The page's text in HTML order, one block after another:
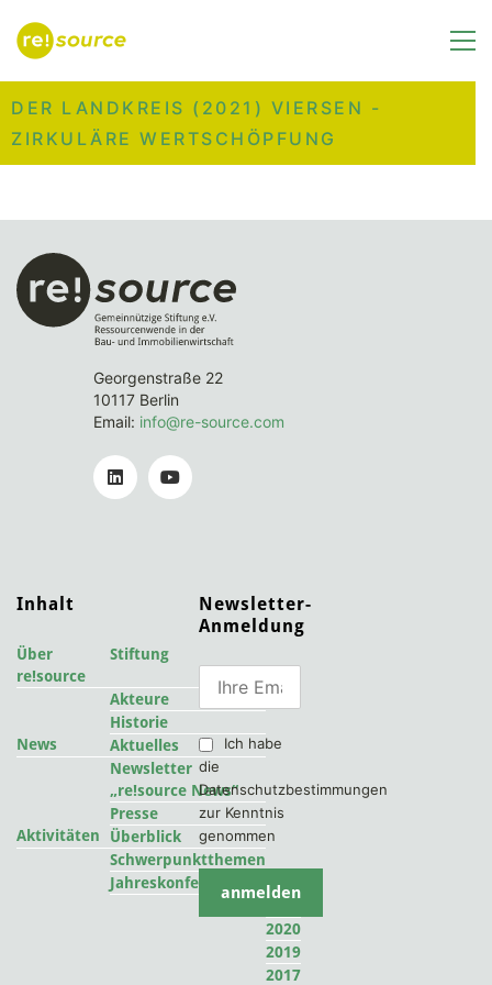
DER LANDKREIS (2021) VIERSEN -
ZIRKULÄRE WERTSCHÖPFUNG
Georgenstraße 22
10117 Berlin
Email: info@re-source.com
Inhalt
Über
re!source
Stiftung
Akteure
Historie
News
Aktuelles
Newsletter
„re!source News“
Presse
Aktivitäten
Überblick
Schwerpunktthemen
Jahreskonferenzen
2022
2020
2019
2017
Newsletter-
Anmeldung
Ich habe
die
Datenschutzbestimmungen
zur Kenntnis
genommen